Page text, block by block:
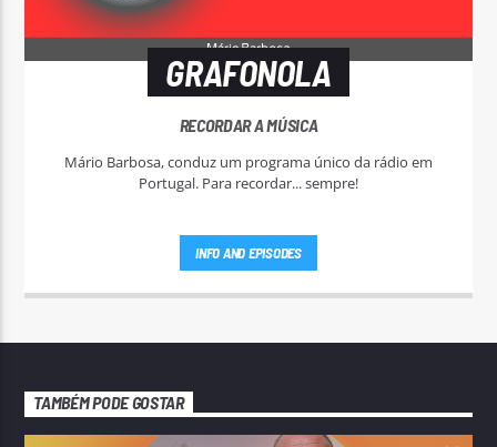
GRAFONOLA
RECORDAR A MÚSICA
Mário Barbosa, conduz um programa único da rádio em
Portugal. Para recordar... sempre!
INFO AND EPISODES
TAMBÉM PODE GOSTAR